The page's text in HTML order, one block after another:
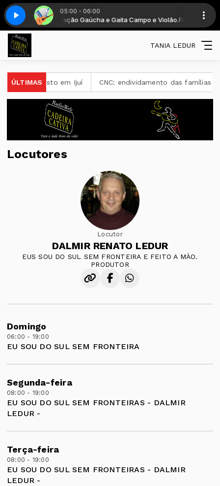
05:00 - 06:00
FARIAS - Nação Gaúcha e Gaita Campo e Violão.FABIANO
violão - Parte 1 Gaita, campo & violão - Parte 1
TANIA LEDUR
ÚLTIMAS
13 de agosto em Ijuí CNC: endividamento das famílias
Locutores
Locutor
DALMIR RENATO LEDUR
EUS SOU DO SUL SEM FRONTEIRA E FEITO A MÀO.
PRODUTOR
Domingo
06:00 - 19:00
EU SOU DO SUL SEM FRONTEIRA
Segunda-feira
08:00 - 19:00
EU SOU DO SUL SEM FRONTEIRAS - DALMIR
LEDUR -
Terça-feira
08:00 - 19:00
EU SOU DO SUL SEM FRONTEIRAS - DALMIR
LEDUR -